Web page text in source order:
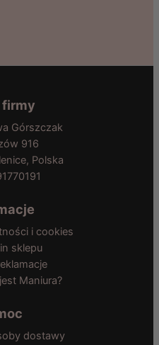
firmy
Górszczak
916
Polska
i cookies
sklepu
Maniura?
dostawy